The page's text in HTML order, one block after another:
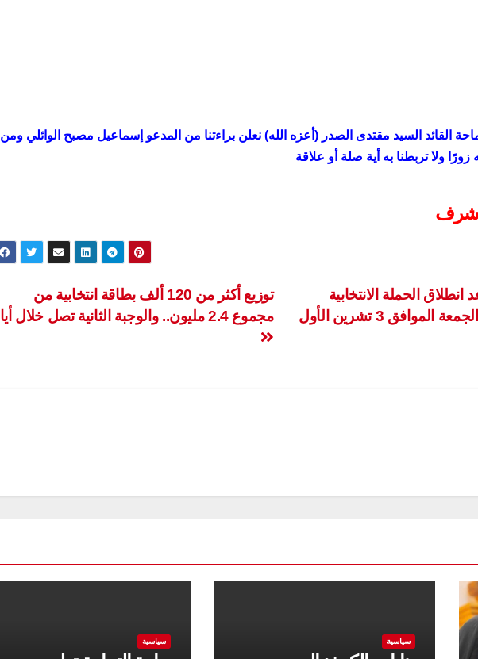
القائد السيد مقتدى الصدر (أعزه الله) نعلن براءتنا من المدعو إسماعيل مصبح الوائلي ومن
زورًا ولا تربطنا به أية صلة أو علاقة
توزيع أكثر من 120 ألف بطاقة انتخابية من
مجموع 2.4 مليون.. والوجبة الثانية تصل خلال أيام
الحملة الانتخابية
للمرشحين المصادق عليهم يوم الجمعة الموافق 3 تشرين الأول
سياسية سياسية